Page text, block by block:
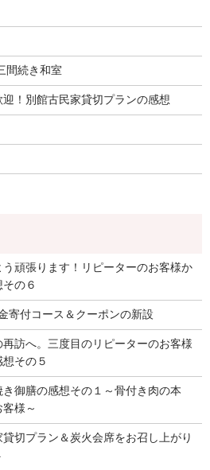
間続き和室
！別館古民家貸切プランの感想
頑張ります！リピーターのお客様か
の６
寄付コース＆クーポンの新設
訪へ。三度目のリピーターのお客様
その５
御膳の感想その１～骨付き肉の本
様～
切プラン＆炭火会席をお召し上がり